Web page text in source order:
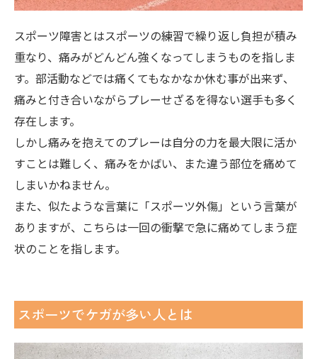
スポーツ障害とはスポーツの練習で繰り返し負担が積み
重なり、痛みがどんどん強くなってしまうものを指しま
す。部活動などでは痛くてもなかなか休む事が出来ず、
痛みと付き合いながらプレーせざるを得ない選手も多く
存在します。
しかし痛みを抱えてのプレーは自分の力を最大限に活か
すことは難しく、痛みをかばい、また違う部位を痛めて
しまいかねません。
また、似たような言葉に「スポーツ外傷」という言葉が
ありますが、こちらは一回の衝撃で急に痛めてしまう症
状のことを指します。
スポーツでケガが多い人とは